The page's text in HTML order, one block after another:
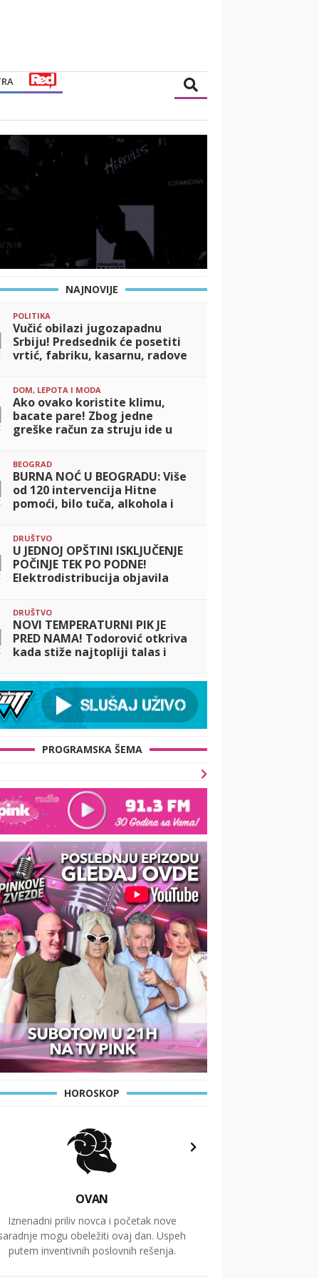
NAJNOVIJE
POLITIKA
Vučić obilazi jugozapadnu
Srbiju! Predsednik će posetiti
vrtić, fabriku, kasarnu, radove
DOM, LEPOTA I MODA
Ako ovako koristite klimu,
bacate pare! Zbog jedne
greške račun za struju ide u
BEOGRAD
BURNA NOĆ U BEOGRADU: Više
od 120 intervencija Hitne
pomoći, bilo tuča, alkohola i
DRUŠTVO
U JEDNOJ OPŠTINI ISKLJUČENJE
POČINJE TEK PO PODNE!
Elektrodistribucija objavila
bez struje
DRUŠTVO
NOVI TEMPERATURNI PIK JE
PRED NAMA! Todorović otkriva
kada stiže najtopliji talas i
Osveženje stiže, ali...
PROGRAMSKA ŠEMA
HOROSKOP
OVAN
Iznenadni priliv novca i početak nove
mogu obeležiti ovaj dan. Uspeh
putem inventivnih poslovnih rešenja.